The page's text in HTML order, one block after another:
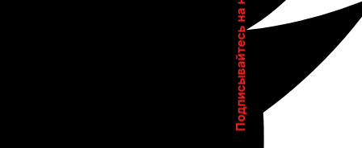
Подписывайтесь на нас